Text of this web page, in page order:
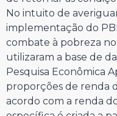
No intuito de
implementação do
combate à pobreza no
utilizaram a base de
Pesquisa Econômica
proporções de renda
acordo com a renda